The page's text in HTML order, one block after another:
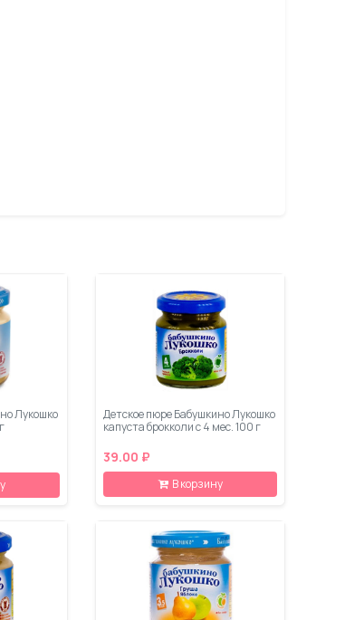
Лукошко
Детское пюре Бабушкино Лукошко
капуста брокколи с 4 мес. 100 г
39.00 ₽
В корзину